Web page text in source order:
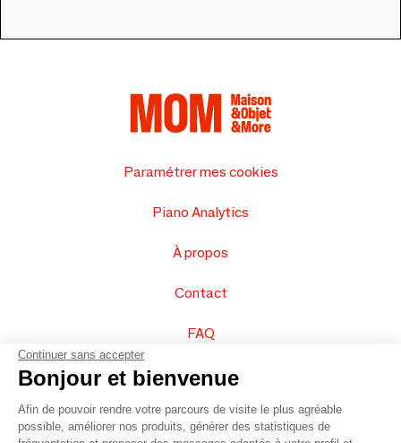
Paramétrer mes cookies
Piano Analytics
À propos
Contact
FAQ
Vendez vos produits
Plan du site
Continuer sans accepter
Bonjour et bienvenue
Afin de pouvoir rendre votre parcours de visite le plus agréable
possible, améliorer nos produits, générer des statistiques de